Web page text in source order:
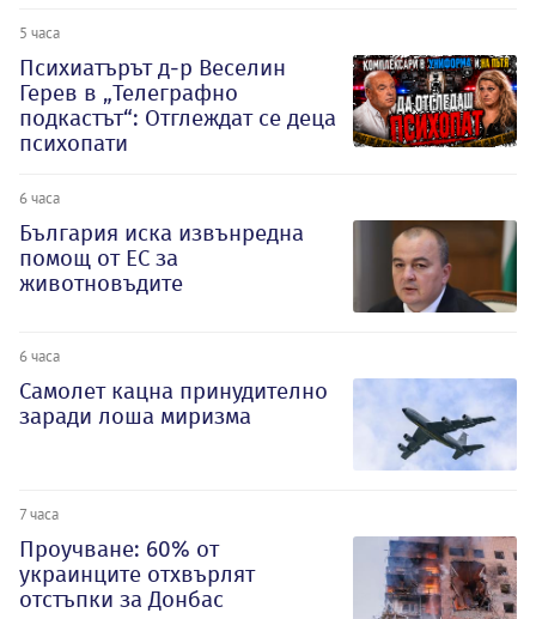
5 часа
Психиатърът д-р Веселин
Герев в „Телеграфно
подкастът“: Отглеждат се деца
психопати
6 часа
България иска извънредна
помощ от ЕС за
животновъдите
6 часа
Самолет кацна принудително
заради лоша миризма
7 часа
Проучване: 60% от
украинците отхвърлят
отстъпки за Донбас